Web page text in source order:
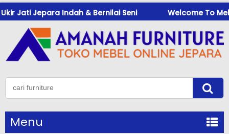
Jati Jepara Indah & Bernilai Seni Welcome To
Menu